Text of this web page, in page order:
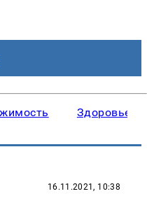
Здоровье
16.11.2021, 10:38